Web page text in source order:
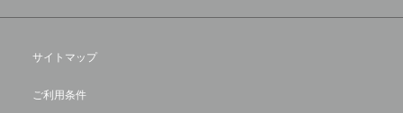
サイトマップ
ご利用条件